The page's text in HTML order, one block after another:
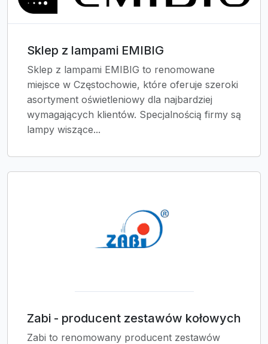
Sklep z lampami EMIBIG
Sklep z lampami EMIBIG to renomowane
miejsce w Częstochowie, które oferuje szeroki
asortyment oświetleniowy dla najbardziej
wymagających klientów. Specjalnością firmy są
lampy wiszące...
Zabi - producent zestawów kołowych
Zabi to renomowany producent zestawów